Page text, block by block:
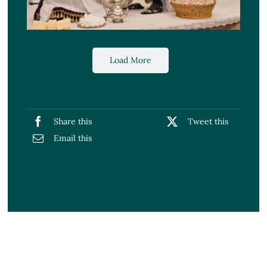
Load More
Share this
Tweet this
Email this